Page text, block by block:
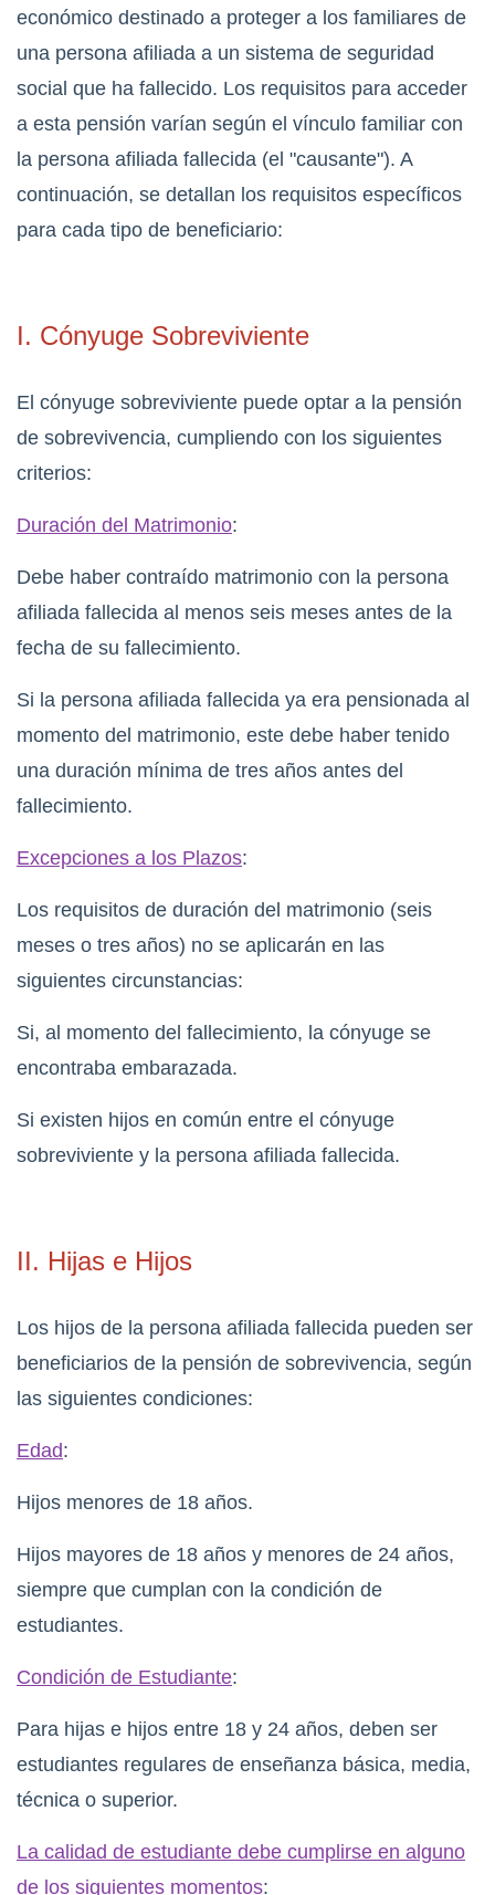
económico destinado a proteger a los familiares de
una persona afiliada a un sistema de seguridad
social que ha fallecido. Los requisitos para acceder
a esta pensión varían según el vínculo familiar con
la persona afiliada fallecida (el "causante"). A
continuación, se detallan los requisitos específicos
para cada tipo de beneficiario:
I. Cónyuge Sobreviviente
El cónyuge sobreviviente puede optar a la pensión
de sobrevivencia, cumpliendo con los siguientes
criterios:
Duración del Matrimonio:
Debe haber contraído matrimonio con la persona
afiliada fallecida al menos seis meses antes de la
fecha de su fallecimiento.
Si la persona afiliada fallecida ya era pensionada al
momento del matrimonio, este debe haber tenido
una duración mínima de tres años antes del
fallecimiento.
Excepciones a los Plazos:
Los requisitos de duración del matrimonio (seis
meses o tres años) no se aplicarán en las
siguientes circunstancias:
Si, al momento del fallecimiento, la cónyuge se
encontraba embarazada.
Si existen hijos en común entre el cónyuge
sobreviviente y la persona afiliada fallecida.
II. Hijas e Hijos
Los hijos de la persona afiliada fallecida pueden ser
beneficiarios de la pensión de sobrevivencia, según
las siguientes condiciones:
Edad:
Hijos menores de 18 años.
Hijos mayores de 18 años y menores de 24 años,
siempre que cumplan con la condición de
estudiantes.
Condición de Estudiante:
Para hijas e hijos entre 18 y 24 años, deben ser
estudiantes regulares de enseñanza básica, media,
técnica o superior.
La calidad de estudiante debe cumplirse en alguno
de los siguientes momentos: